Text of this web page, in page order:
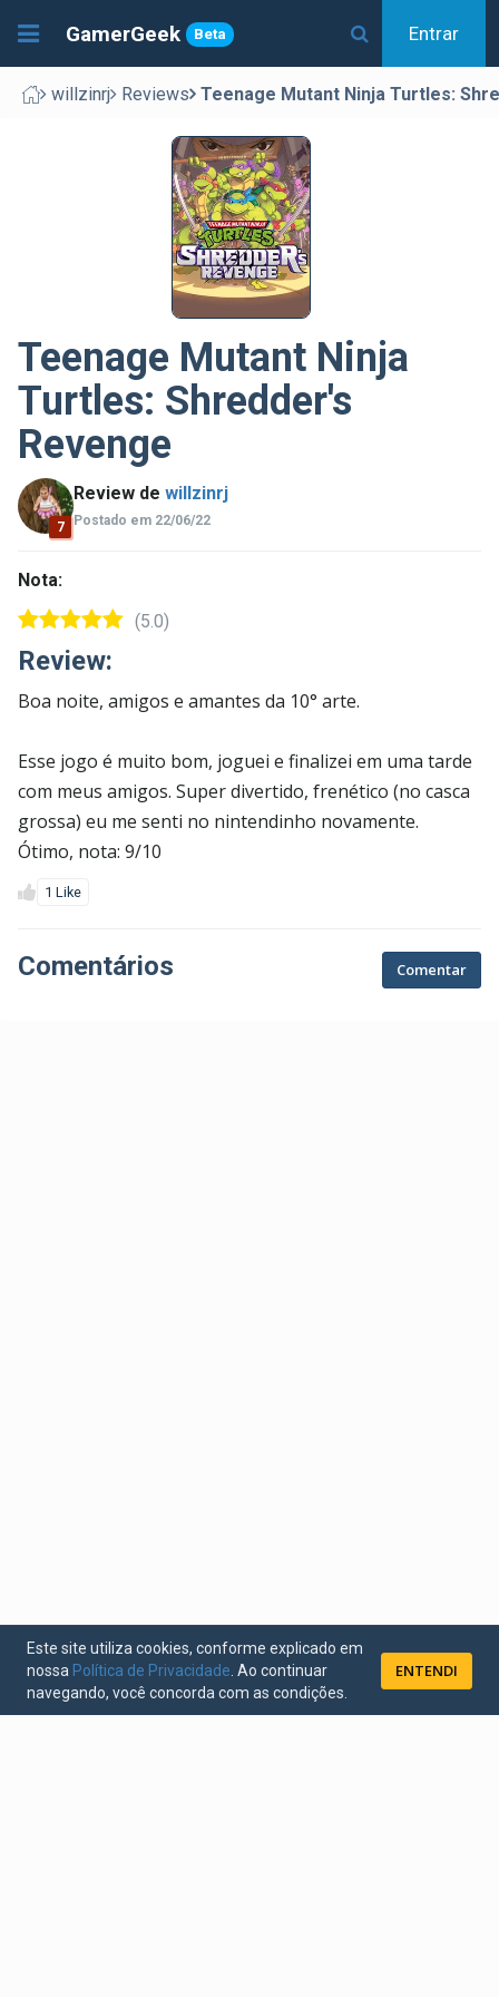
GamerGeek Beta Entrar
willzinrj Reviews Teenage Mutant Ninja Turtles:
Teenage Mutant Ninja
Turtles: Shredder's
Revenge
7
Review de willzinrj
Postado em 22/06/22
Nota:
(5.0)
Review:
Boa noite, amigos e amantes da 10° arte.
Esse jogo é muito bom, joguei e finalizei em uma tarde
com meus amigos. Super divertido, frenético (no casca
grossa) eu me senti no nintendinho novamente.
Ótimo, nota: 9/10
1 Like
Comentários Comentar
Este site utiliza cookies, conforme explicado em
nossa Política de Privacidade . Ao continuar
navegando, você concorda com as condições.
ENTENDI